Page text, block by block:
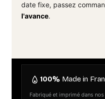
date fixe, passez
l'avance.
100% Made in
Fabriqué et imprimé dans